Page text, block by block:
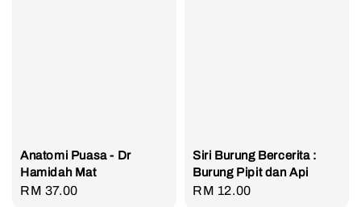
Anatomi Puasa - Dr
Hamidah Mat
Regular
RM 37.00
Siri Burung Bercerita :
Burung Pipit dan Api
Regular
RM 12.00